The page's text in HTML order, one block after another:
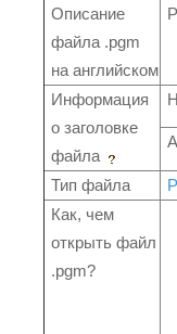
Описание
файла .pgm
на английском
Информация
о заголовке
файла
Тип файла
Как, чем
открыть файл
.pgm?